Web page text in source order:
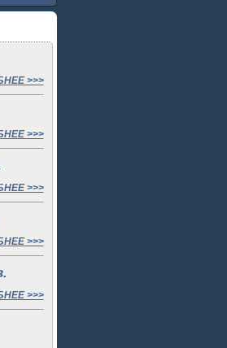
>>>
>>>
>>>
>>>
>>>